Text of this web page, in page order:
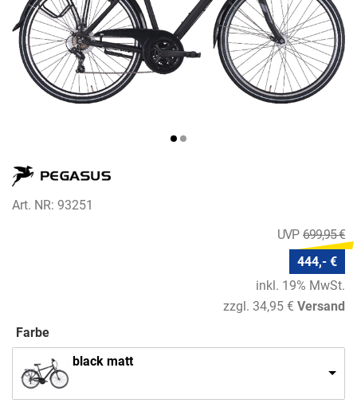
Art. NR: 93251
699,95 €
444,- €
inkl. 19% MwSt.
zzgl. 34,95 € Versand
Farbe
black matt